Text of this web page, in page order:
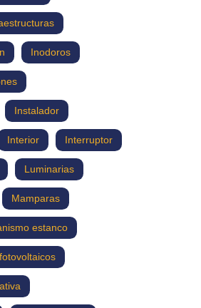
Inodoros
Instalador
Interior Interruptor
Luminarias
Mamparas
estanco